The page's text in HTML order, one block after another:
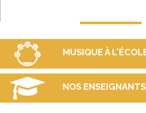
MUSIQUE À
NOS ENSEIGNANTS